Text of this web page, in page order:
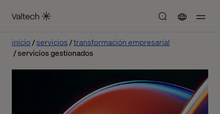
inicio servicios
transformación empresarial
servicios gestionados